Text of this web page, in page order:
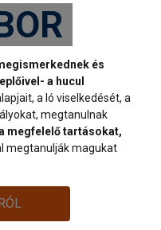
és
a hucul
a ló viselkedését, a
megtanulnak
megfelelő tartásokat,
megtanulják magukat